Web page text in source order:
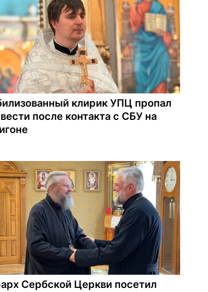
клирик УПЦ пропал
после контакта с СБУ на
Сербской Церкви посетил